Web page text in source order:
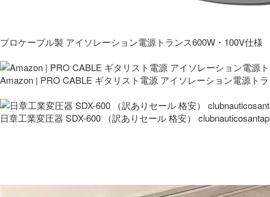
プロケーブル製 アイソレーション電源トランス600W・100V仕様
Amazon | PRO CABLE ギタリスト電源 アイソレーション電源ト
日章工業変圧器 SDX-600 （訳ありセール 格安）